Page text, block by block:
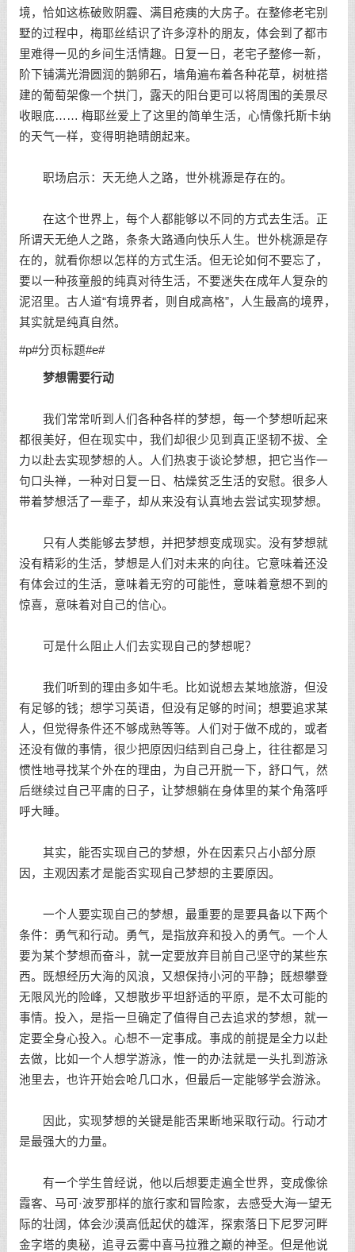
境，恰如这栋破败阴霾、满目疮痍的大房子。在整修老宅别
墅的过程中，梅耶丝结识了许多淳朴的朋友，体会到了都市
里难得一见的乡间生活情趣。日复一日，老宅子整修一新，
阶下铺满光滑圆润的鹅卵石，墙角遍布着各种花草，树桩搭
建的葡萄架像一个拱门，露天的阳台更可以将周围的美景尽
收眼底…… 梅耶丝爱上了这里的简单生活，心情像托斯卡纳
的天气一样，变得明艳晴朗起来。
职场启示：天无绝人之路，世外桃源是存在的。
在这个世界上，每个人都能够以不同的方式去生活。正
所谓天无绝人之路，条条大路通向快乐人生。世外桃源是存
在的，就看你想以怎样的方式生活。但无论如何不要忘了，
要以一种孩童般的纯真对待生活，不要迷失在成年人复杂的
泥沼里。古人道“有境界者，则自成高格”，人生最高的境界，
其实就是纯真自然。
#p#分页标题#e#
梦想需要行动
我们常常听到人们各种各样的梦想，每一个梦想听起来
都很美好，但在现实中，我们却很少见到真正坚韧不拔、全
力以赴去实现梦想的人。人们热衷于谈论梦想，把它当作一
句口头禅，一种对日复一日、枯燥贫乏生活的安慰。很多人
带着梦想活了一辈子，却从来没有认真地去尝试实现梦想。
只有人类能够去梦想，并把梦想变成现实。没有梦想就
没有精彩的生活，梦想是人们对未来的向往。它意味着还没
有体会过的生活，意味着无穷的可能性，意味着意想不到的
惊喜，意味着对自己的信心。
可是什么阻止人们去实现自己的梦想呢？
我们听到的理由多如牛毛。比如说想去某地旅游，但没
有足够的钱；想学习英语，但没有足够的时间；想要追求某
人，但觉得条件还不够成熟等等。人们对于做不成的，或者
还没有做的事情，很少把原因归结到自己身上，往往都是习
惯性地寻找某个外在的理由，为自己开脱一下，舒口气，然
后继续过自己平庸的日子，让梦想躺在身体里的某个角落呼
呼大睡。
其实，能否实现自己的梦想，外在因素只占小部分原
因，主观因素才是能否实现自己梦想的主要原因。
一个人要实现自己的梦想，最重要的是要具备以下两个
条件：勇气和行动。勇气，是指放弃和投入的勇气。一个人
要为某个梦想而奋斗，就一定要放弃目前自己坚守的某些东
西。既想经历大海的风浪，又想保持小河的平静；既想攀登
无限风光的险峰，又想散步平坦舒适的平原，是不太可能的
事情。投入，是指一旦确定了值得自己去追求的梦想，就一
定要全身心投入。心想不一定事成。事成的前提是全力以赴
去做，比如一个人想学游泳，惟一的办法就是一头扎到游泳
池里去，也许开始会呛几口水，但最后一定能够学会游泳。
因此，实现梦想的关键是能否果断地采取行动。行动才
是最强大的力量。
有一个学生曾经说，他以后想要走遍全世界，变成像徐
霞客、马可·波罗那样的旅行家和冒险家，去感受大海一望无
际的壮阔，体会沙漠高低起伏的雄浑，探索落日下尼罗河畔
金字塔的奥秘，追寻云雾中喜马拉雅之巅的神圣。但是他说